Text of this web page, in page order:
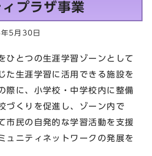
プラザ事業
5月30日
とつの生涯学習ゾーンとして
た生涯学習に活用できる施設を
際に、小学校・中学校内に整備
づくりを促進し、ゾーン内で
市民の自発的な学習活動を支援
ュニティネットワークの発展を